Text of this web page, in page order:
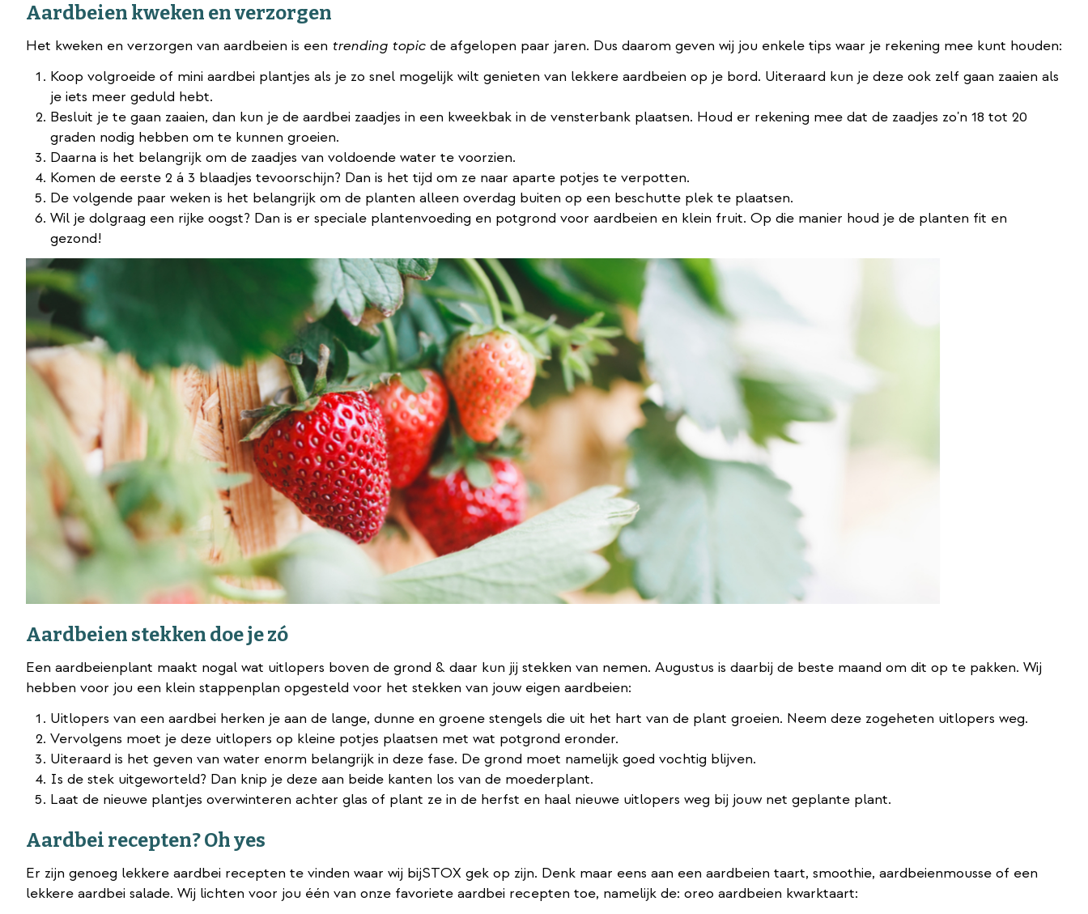
Aardbeien kweken en verzorgen
Het kweken en verzorgen van aardbeien is een trending topic de afgelopen paar jaren. Dus daarom geven wij jou enkele tips waar je rekening mee kunt houden:
Koop volgroeide of mini aardbei plantjes als je zo snel mogelijk wilt genieten van lekkere aardbeien op je bord. Uiteraard kun je deze ook zelf gaan zaaien als
je iets meer geduld hebt.
Besluit je te gaan zaaien, dan kun je de aardbei zaadjes in een kweekbak in de vensterbank plaatsen. Houd er rekening mee dat de zaadjes zo'n 18 tot 20
graden nodig hebben om te kunnen groeien.
Daarna is het belangrijk om de zaadjes van voldoende water te voorzien.
Komen de eerste 2 á 3 blaadjes tevoorschijn? Dan is het tijd om ze naar aparte potjes te verpotten.
De volgende paar weken is het belangrijk om de planten alleen overdag buiten op een beschutte plek te plaatsen.
Wil je dolgraag een rijke oogst? Dan is er speciale plantenvoeding en potgrond voor aardbeien en klein fruit. Op die manier houd je de planten fit en
gezond!
Aardbeien stekken doe je zó
Een aardbeienplant maakt nogal wat uitlopers boven de grond & daar kun jij stekken van nemen. Augustus is daarbij de beste maand om dit op te pakken. Wij
hebben voor jou een klein stappenplan opgesteld voor het stekken van jouw eigen aardbeien:
Uitlopers van een aardbei herken je aan de lange, dunne en groene stengels die uit het hart van de plant groeien. Neem deze zogeheten uitlopers weg.
Vervolgens moet je deze uitlopers op kleine potjes plaatsen met wat potgrond eronder.
Uiteraard is het geven van water enorm belangrijk in deze fase. De grond moet namelijk goed vochtig blijven.
Is de stek uitgeworteld? Dan knip je deze aan beide kanten los van de moederplant.
Laat de nieuwe plantjes overwinteren achter glas of plant ze in de herfst en haal nieuwe uitlopers weg bij jouw net geplante plant.
Aardbei recepten? Oh yes
Er zijn genoeg lekkere aardbei recepten te vinden waar wij bijSTOX gek op zijn. Denk maar eens aan een aardbeien taart, smoothie, aardbeienmousse of een
lekkere aardbei salade. Wij lichten voor jou één van onze favoriete aardbei recepten toe, namelijk de: oreo aardbeien kwarktaart: